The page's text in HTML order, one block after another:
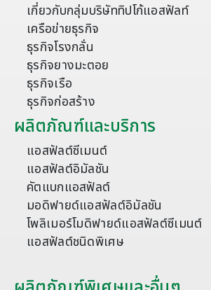
เกี่ยวกับกลุ่มบริษัททิปโก้แอสฟัลท์
เครือข่ายธุรกิจ
ธุรกิจโรงกลั่น
ธุรกิจยางมะตอย
ธุรกิจเรือ
ธุรกิจก่อสร้าง
ผลิตภัณฑ์และบริการ
แอสฟัลต์ซีเมนต์
แอสฟัลต์อิมัลชัน
คัตแบกแอสฟัลต์
มอดิฟายด์แอสฟัลต์อิมัลชัน
โพลิเมอร์โมดิฟายด์แอสฟัลต์ซีเมนต์
แอสฟัลต์ชนิดพิเศษ